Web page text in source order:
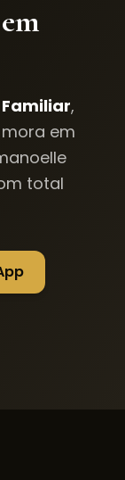
,
em
total